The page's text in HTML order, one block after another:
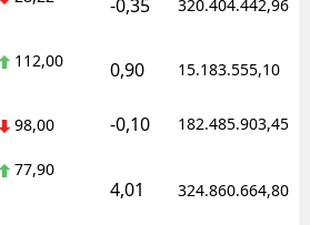
-0,35 320.404.442,96
112,00 0,90 15.183.555,10
98,00 -0,10 182.485.903,45
77,90
4,01 324.860.664,80